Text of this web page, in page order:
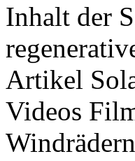
Inhalt der
Artikel
Videos
Windrädern